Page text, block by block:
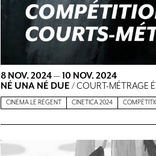
8 NOV. 2024—10 NOV. 2024
NÉ UNA NÉ DUE / COURT-MÉTRAGE
CINÉMA LE RÉGENT CINETICA 2024